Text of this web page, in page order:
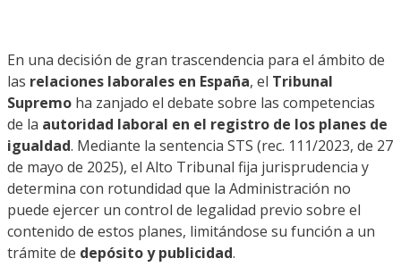
En una decisión de gran trascendencia para el ámbito de
las relaciones laborales en España, el Tribunal
Supremo ha zanjado el debate sobre las competencias
de la autoridad laboral en el registro de los planes de
igualdad. Mediante la sentencia STS (rec. 111/2023, de 27
de mayo de 2025), el Alto Tribunal fija jurisprudencia y
determina con rotundidad que la Administración no
puede ejercer un control de legalidad previo sobre el
contenido de estos planes, limitándose su función a un
trámite de depósito y publicidad.